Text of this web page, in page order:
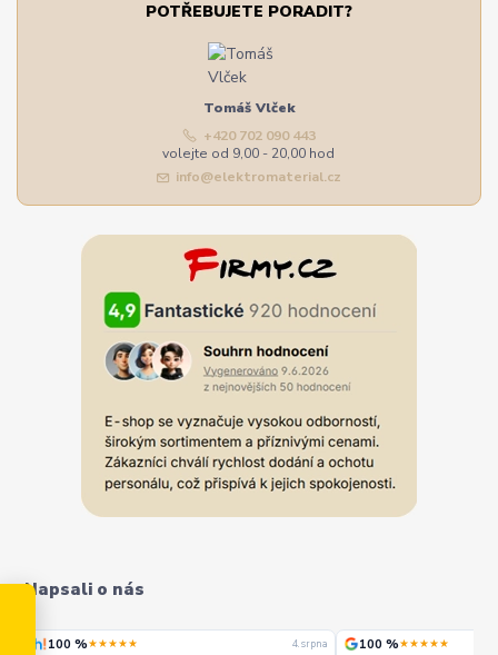
POTŘEBUJETE PORADIT?
Tomáš Vlček
+420 702 090 443
volejte od 9,00 - 20,00 hod
info@elektromaterial.cz
Napsali o nás
100 %★★★★★ 4. srpna 100 %★★★★★